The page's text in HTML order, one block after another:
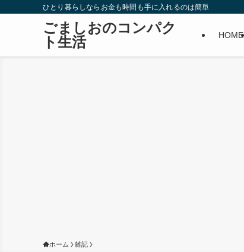
ひとり暮らしならお金も時間も手に入れるのは簡単
ごましおのコンパク
ト生活
HOME
ホーム 雑記